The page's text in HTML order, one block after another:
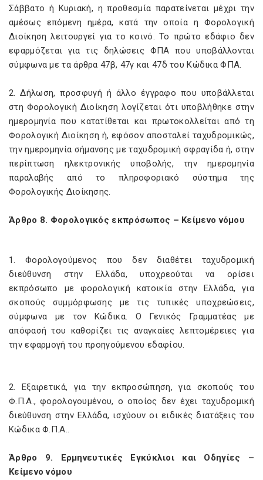
Σάββατο ή Κυριακή, η προθεσμία παρατείνεται μέχρι την
αμέσως επόμενη ημέρα, κατά την οποία η Φορολογική
Διοίκηση λειτουργεί για το κοινό. Το πρώτο εδάφιο δεν
εφαρμόζεται για τις δηλώσεις ΦΠΑ που υποβάλλονται
σύμφωνα με τα άρθρα 47β, 47γ και 47δ του Κώδικα ΦΠΑ.
2. Δήλωση, προσφυγή ή άλλο έγγραφο που υποβάλλεται
στη Φορολογική Διοίκηση λογίζεται ότι υποβλήθηκε στην
ημερομηνία που κατατίθεται και πρωτοκολλείται από τη
Φορολογική Διοίκηση ή, εφόσον αποσταλεί ταχυδρομικώς,
την ημερομηνία σήμανσης με ταχυδρομική σφραγίδα ή, στην
περίπτωση ηλεκτρονικής υποβολής, την ημερομηνία
παραλαβής από το πληροφοριακό σύστημα της
Φορολογικής Διοίκησης.
Άρθρο 8. Φορολογικός εκπρόσωπος – Κείμενο νόμου
1. Φορολογούμενος που δεν διαθέτει ταχυδρομική
διεύθυνση στην Ελλάδα, υποχρεούται να ορίσει
εκπρόσωπο με φορολογική κατοικία στην Ελλάδα, για
σκοπούς συμμόρφωσης με τις τυπικές υποχρεώσεις,
σύμφωνα με τον Κώδικα. Ο Γενικός Γραμματέας με
απόφασή του καθορίζει τις αναγκαίες λεπτομέρειες για
την εφαρμογή του προηγούμενου εδαφίου.
2. Εξαιρετικά, για την εκπροσώπηση, για σκοπούς του
Φ.Π.Α., φορολογουμένου, ο οποίος δεν έχει ταχυδρομική
διεύθυνση στην Ελλάδα, ισχύουν οι ειδικές διατάξεις του
Κώδικα Φ.Π.Α..
Άρθρο 9. Ερμηνευτικές Εγκύκλιοι και Οδηγίες –
Κείμενο νόμου